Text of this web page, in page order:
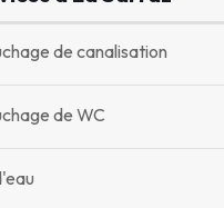
de canalisation
de WC